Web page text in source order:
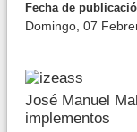
Fecha de
Domingo, 07
José Manuel
implementos